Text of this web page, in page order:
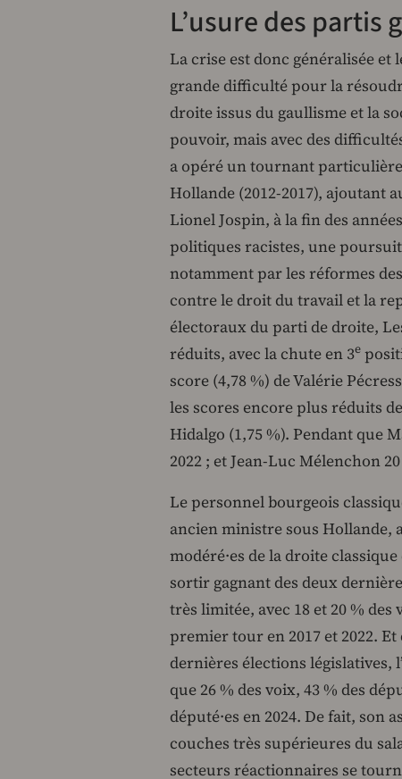
L’usure des partis
La crise est donc généralisée et
grande difficulté pour la
droite issus du gaullisme et la
pouvoir, mais avec des
a opéré un tournant
Hollande (2012-2017), ajoutant
Lionel Jospin, à la fin des
politiques racistes, une
notamment par les réformes
contre le droit du travail et la
électoraux du parti de droite,
réduits, avec la chute en 3e
score (4,78 %) de Valérie
les scores encore plus réduits
Hidalgo (1,75 %). Pendant que
2022 ; et Jean-Luc Mélenchon
Le personnel bourgeois
ancien ministre sous Hollande,
modéré·es de la droite
sortir gagnant des deux
très limitée, avec 18 et 20 %
premier tour en 2017 et 2022.
dernières élections législatives,
que 26 % des voix, 43 % des
député·es en 2024. De fait, son
couches très supérieures du
secteurs réactionnaires se